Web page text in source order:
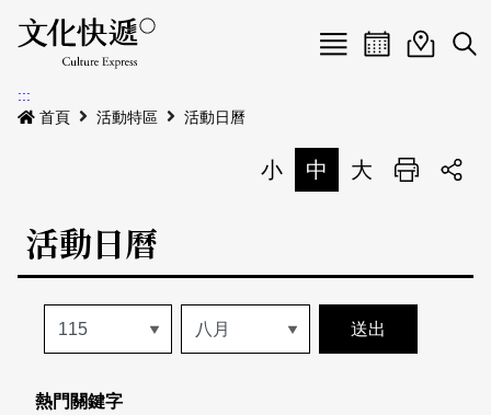
Menu
最新公告
本期專題
歷史專題
活動特區
活動列表
關於我們
活動日曆活動地圖
展
:::
首頁
活動特區 活動日曆
小 中 大 列印
活動日曆
熱門關鍵字